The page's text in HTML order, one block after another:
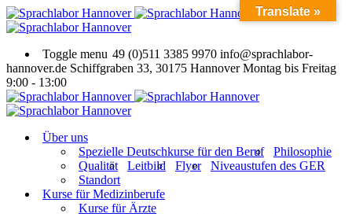
Toggle menu 49 (0)511 3385 9970 info@sprachlabor-
hannover.de Schiffgraben 33, 30175 HannoverMontag bis Freitag
9:00 - 13:00
Über uns
Spezielle Deutschkurse für den Beruf
Philosophie
Qualität
Leitbild Flyer
Niveaustufen des GER
Standort
Kurse für Medizinberufe
Kurse für Ärzte
Translate »